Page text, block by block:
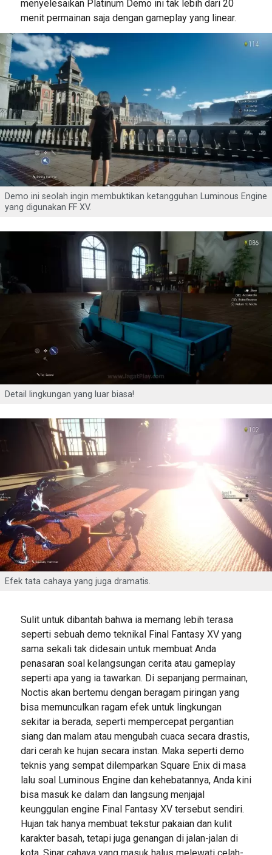
menyelesaikan Platinum Demo ini tak lebih dari 20
menit permainan saja dengan gameplay yang linear.
Demo ini seolah ingin membuktikan ketangguhan Luminous Engine
yang digunakan FF XV.
Detail lingkungan yang luar biasa!
Efek tata cahaya yang juga dramatis.
Sulit untuk dibantah bahwa ia memang lebih terasa
seperti sebuah demo teknikal Final Fantasy XV yang
sama sekali tak didesain untuk membuat Anda
penasaran soal kelangsungan cerita atau gameplay
seperti apa yang ia tawarkan. Di sepanjang permainan,
Noctis akan bertemu dengan beragam piringan yang
bisa memunculkan ragam efek untuk lingkungan
sekitar ia berada, seperti mempercepat pergantian
siang dan malam atau mengubah cuaca secara drastis,
dari cerah ke hujan secara instan. Maka seperti demo
teknis yang sempat dilemparkan Square Enix di masa
lalu soal Luminous Engine dan kehebatannya, Anda kini
bisa masuk ke dalam dan langsung menjajal
keunggulan engine Final Fantasy XV tersebut sendiri.
Hujan tak hanya membuat tekstur pakaian dan kulit
karakter basah, tetapi juga genangan di jalan-jalan di